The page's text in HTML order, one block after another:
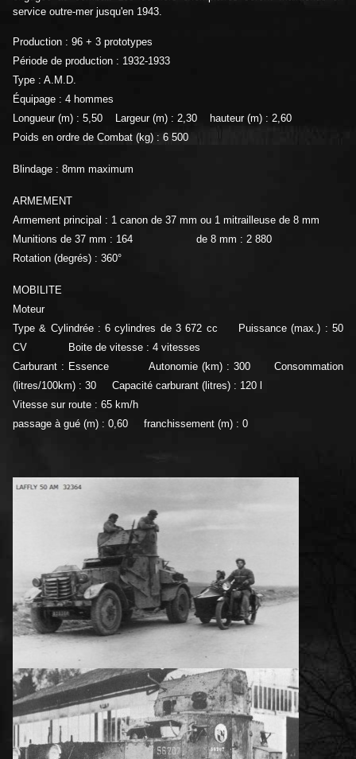
service outre-mer jusqu'en 1943.
Production : 96 + 3 prototypes
Période de production : 1932-1933
Type : A.M.D.
Équipage : 4 hommes
Longueur (m) : 5,50 Largeur (m) : 2,30 hauteur (m) : 2,60
Poids en ordre de Combat (kg) : 6 500
Blindage : 8mm maximum
ARMEMENT
Armement principal : 1 canon de 37 mm ou 1 mitrailleuse de 8 mm
Munitions de 37 mm : 164 de 8 mm : 2 880
Rotation (degrés) : 360°
MOBILITE
Moteur
Type & Cylindrée : 6 cylindres de 3 672 cc Puissance (max.) : 50
CV Boite de vitesse : 4 vitesses
Carburant : Essence Autonomie (km) : 300 Consommation
(litres/100km) : 30 Capacité carburant (litres) : 120 l
Vitesse sur route : 65 km/h
passage à gué (m) : 0,60 franchissement (m) : 0